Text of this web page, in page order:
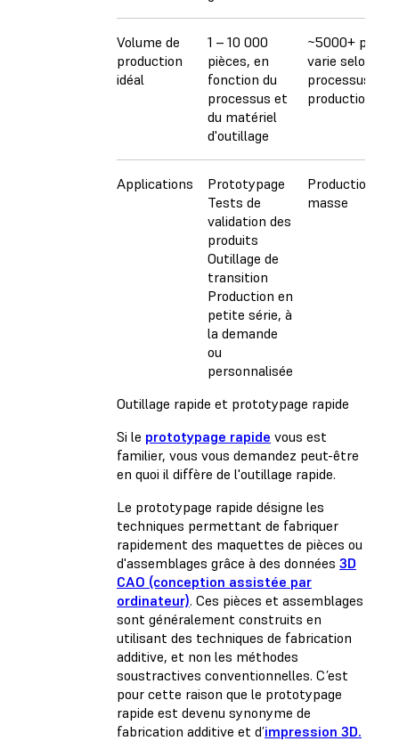
Volume de
production
idéal
1 – 10 000
pièces, en
fonction du
processus et
du matériel
d'outillage
~5000+
varie selon le
processus de
production
Applications
Prototypage
Tests de
validation des
produits
Outillage de
transition
Production en
petite série, à
la demande
ou
personnalisée
Production de
masse
Outillage rapide et prototypage rapide
Si le prototypage rapide vous est
familier, vous vous demandez peut-être
en quoi il diffère de l'outillage rapide.
Le prototypage rapide désigne les
techniques permettant de fabriquer
rapidement des maquettes de pièces ou
d'assemblages grâce à des données 3D
CAO (conception assistée par
ordinateur). Ces pièces et assemblages
sont généralement construits en
utilisant des techniques de fabrication
additive, et non les méthodes
soustractives conventionnelles. C’est
pour cette raison que le prototypage
rapide est devenu synonyme de
fabrication additive et d’impression 3D.